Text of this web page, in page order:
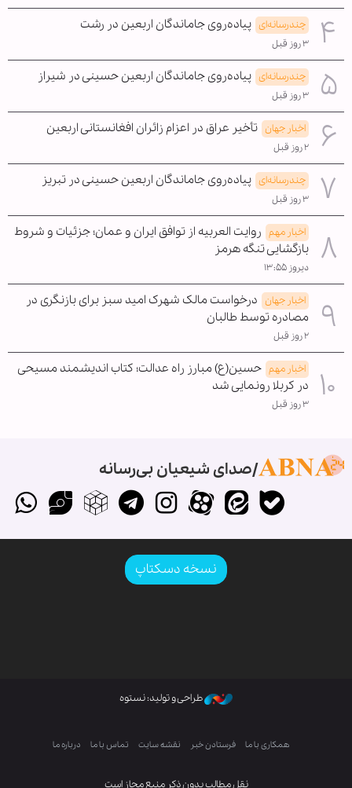
چندرسانه‌ای پیاده‌روی جاماندگان اربعین در رشت
۳ روز قبل
چندرسانه‌ای پیاده‌روی جاماندگان اربعین حسینی در شیراز
۳ روز قبل
اخبار جهان تأخیر عراق در اعزام زائران افغانستانی اربعین
۲ روز قبل
چندرسانه‌ای پیاده‌روی جاماندگان اربعین حسینی در تبریز
۳ روز قبل
اخبار مهم روایت العربیه از توافق ایران و عمان؛ جزئیات و شروط
بازگشایی تنگه هرمز
دیروز ۱۳:۵۵
اخبار جهان درخواست مالک شهرک امید سبز برای بازنگری در
مصادره توسط طالبان
۲ روز قبل
اخبار مهم حسین(ع) مبارز راه عدالت؛ کتاب اندیشمند مسیحی
در کربلا رونمایی شد
۳ روز قبل
صدای شیعیان بی‌رسانه
نسخه دسکتاپ
نقل مطالب بدون ذکر منبع مجاز است
طراحی و تولید: نستوه
همکاری با ما فرستادن خبر نقشه سایت تماس با ما درباره ما